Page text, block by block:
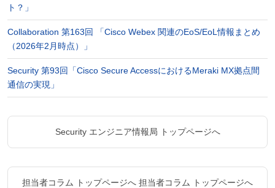
ト？」
Collaboration 第163回 「Cisco Webex 関連のEoS/EoL情報まとめ
（2026年2月時点）」
Security 第93回「Cisco Secure AccessにおけるMeraki MX拠点間
通信の実現」
Security エンジニア情報局 トップページへ
担当者コラム トップページへ 担当者コラム トップページへ